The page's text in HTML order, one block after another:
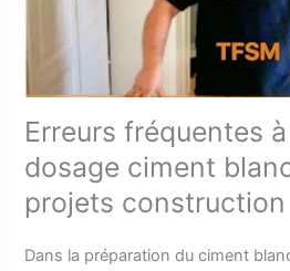
Erreurs fréquentes
dosage ciment
projets construction
Dans la préparation du ciment